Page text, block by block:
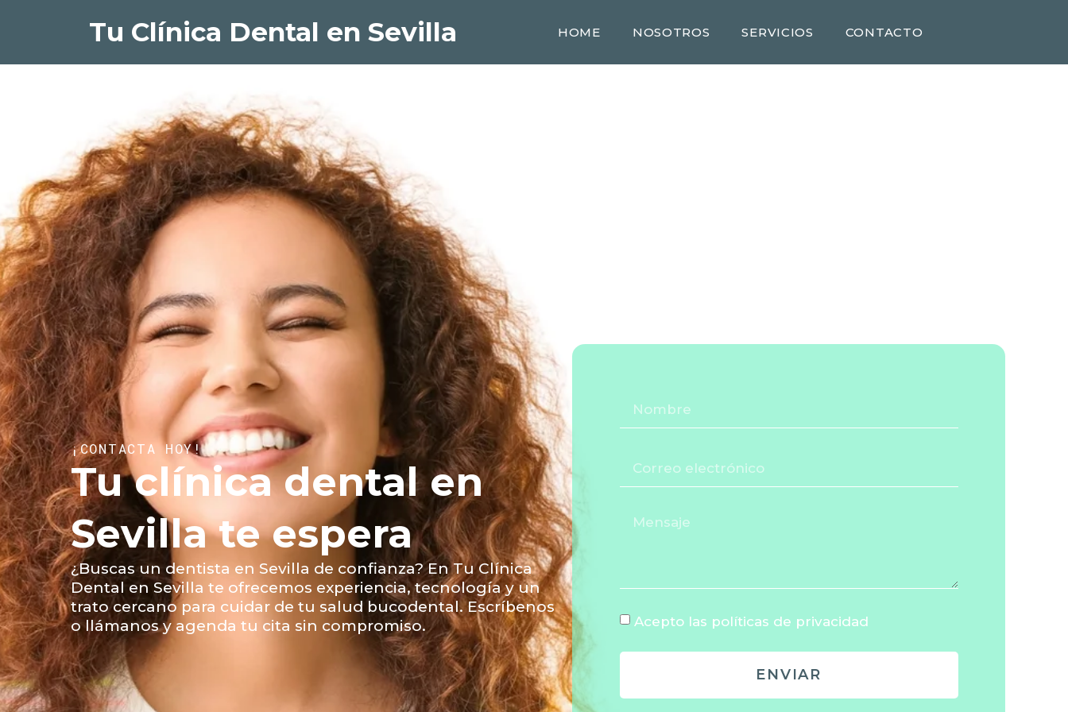
Tu Clínica Dental en Sevilla HOME NOSOTROS SERVICIOS CONTACTO
¡CONTACTA HOY!
Tu clínica dental en
Sevilla te espera
¿Buscas un dentista en Sevilla de confianza? En Tu Clínica
Dental en Sevilla te ofrecemos experiencia, tecnología y un
trato cercano para cuidar de tu salud bucodental. Escríbenos
o llámanos y agenda tu cita sin compromiso.
Acepto las políticas de privacidad
ENVIAR